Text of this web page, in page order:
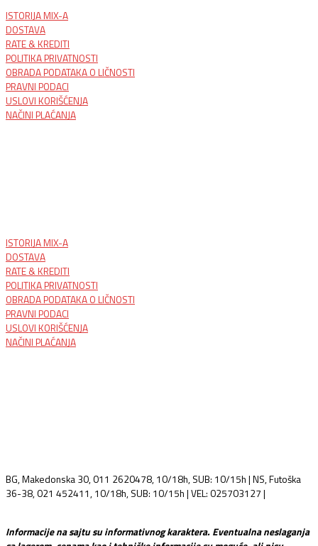
ISTORIJA MIX-A
DOSTAVA
RATE & KREDITI
POLITIKA PRIVATNOSTI
OBRADA PODATAKA O LIČNOSTI
PRAVNI PODACI
USLOVI KORIŠĆENJA
NAČINI PLAĆANJA
ISTORIJA MIX-A
DOSTAVA
RATE & KREDITI
POLITIKA PRIVATNOSTI
OBRADA PODATAKA O LIČNOSTI
PRAVNI PODACI
USLOVI KORIŠĆENJA
NAČINI PLAĆANJA
BG, Makedonska 30, 011 2620478, 10/18h, SUB: 10/15h | NS, Futoška
36-38, 021 452411, 10/18h, SUB: 10/15h | VEL: 025703127 |
Informacije na sajtu su informativnog karaktera. Eventualna neslaganja